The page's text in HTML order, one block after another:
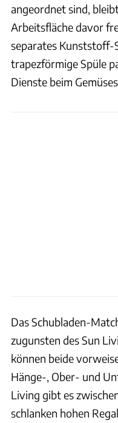
angeordnet sind,
Arbeitsfläche davor
separates Kunststoff-
trapezförmige Spüle
Dienste beim
Das Schubladen-
zugunsten des Sun
können beide
Hänge-, Ober- und
Living gibt es
schlanken hohen